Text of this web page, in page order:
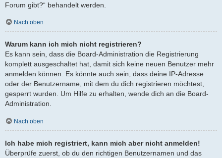
Forum gibt?“ behandelt werden.
Nach oben
Warum kann ich mich nicht registrieren?
Es kann sein, dass die Board-Administration die Registrierung
komplett ausgeschaltet hat, damit sich keine neuen Benutzer mehr
anmelden können. Es könnte auch sein, dass deine IP-Adresse
oder der Benutzername, mit dem du dich registrieren möchtest,
gesperrt wurden. Um Hilfe zu erhalten, wende dich an die Board-
Administration.
Nach oben
Ich habe mich registriert, kann mich aber nicht anmelden!
Überprüfe zuerst, ob du den richtigen Benutzernamen und das